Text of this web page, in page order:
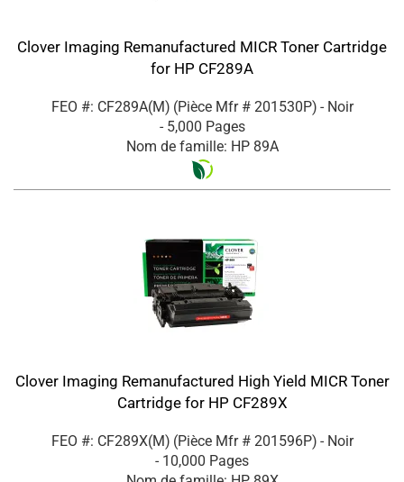
Clover Imaging Remanufactured MICR Toner Cartridge
for HP CF289A
FEO #: CF289A(M) (Pièce Mfr # 201530P) - Noir
- 5,000 Pages
Nom de famille: HP 89A
Clover Imaging Remanufactured High Yield MICR Toner
Cartridge for HP CF289X
FEO #: CF289X(M) (Pièce Mfr # 201596P) - Noir
- 10,000 Pages